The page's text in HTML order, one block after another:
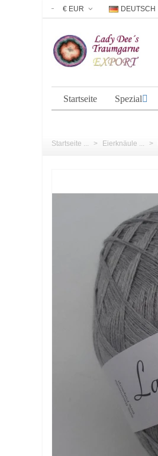
€ EUR DEUTSCH
Startseite Spezial
Startseite ... > Eierknäule ... >